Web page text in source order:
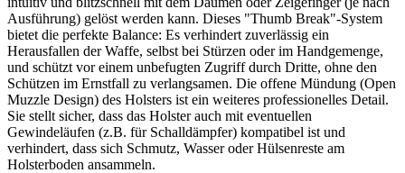
Ausführung) gelöst werden kann. Dieses "Thumb Break"-System
bietet die perfekte Balance: Es verhindert zuverlässig ein
Herausfallen der Waffe, selbst bei Stürzen oder im Handgemenge,
und schützt vor einem unbefugten Zugriff durch Dritte, ohne den
Schützen im Ernstfall zu verlangsamen. Die offene Mündung (Open
Muzzle Design) des Holsters ist ein weiteres professionelles Detail.
Sie stellt sicher, dass das Holster auch mit eventuellen
Gewindeläufen (z.B. für Schalldämpfer) kompatibel ist und
verhindert, dass sich Schmutz, Wasser oder Hülsenreste am
Holsterboden ansammeln.